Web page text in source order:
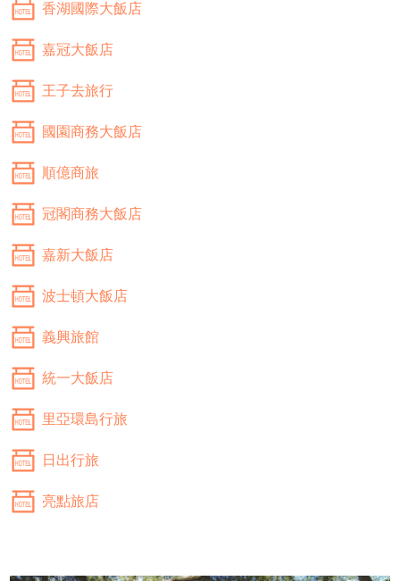
香湖國際大飯店
嘉冠大飯店
王子去旅行
國園商務大飯店
順億商旅
冠閣商務大飯店
嘉新大飯店
波士頓大飯店
義興旅館
統一大飯店
里亞環島行旅
日出行旅
亮點旅店